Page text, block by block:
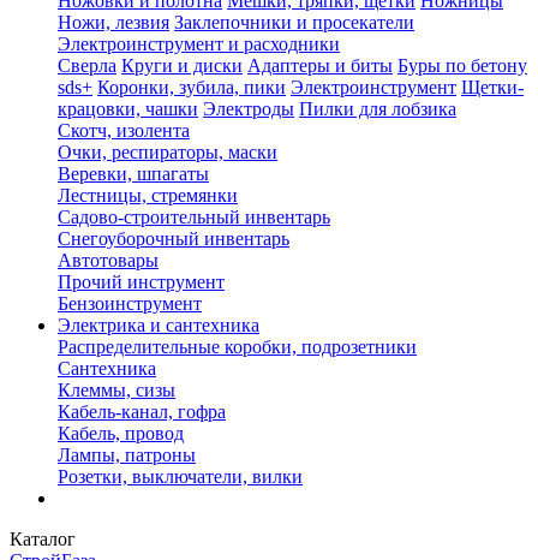
Ножи, лезвия Заклепочники и просекатели
Электроинструмент и расходники
Сверла Круги и диски Адаптеры и биты Буры по бетону
sds+ Коронки, зубила, пики Электроинструмент Щетки-
крацовки, чашки Электроды Пилки для лобзика
Скотч, изолента
Очки, респираторы, маски
Веревки, шпагаты
Лестницы, стремянки
Садово-строительный инвентарь
Снегоуборочный инвентарь
Автотовары
Прочий инструмент
Бензоинструмент
Электрика и сантехника
Распределительные коробки, подрозетники
Сантехника
Клеммы, сизы
Кабель-канал, гофра
Кабель, провод
Лампы, патроны
Розетки, выключатели, вилки
Каталог